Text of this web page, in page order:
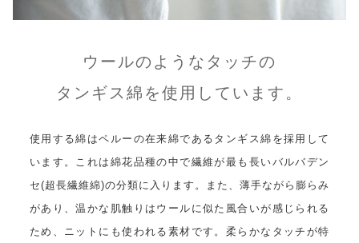
ウールのようなタッチの
タンギス綿を使用しています。
使用する綿はペルーの在来綿であるタンギス綿を採用して
います。これは綿花品種の中で繊維が最も長いバルバデン
セ(超長繊維綿)の分類に入ります。また、薄手ながら膨らみ
があり、温かな肌触りはウールに似た風合いが感じられる
ため、ニットにも使われる素材です。柔らかなタッチが特